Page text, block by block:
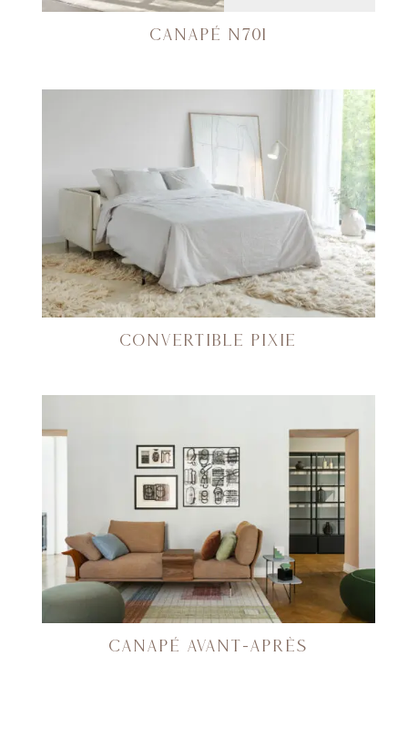
CANAPÉ N701
CONVERTIBLE PIXIE
CANAPÉ AVANT-APRÈS